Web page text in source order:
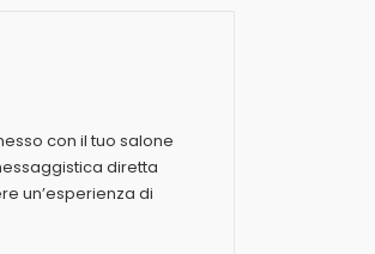
con il tuo salone
diretta
un’esperienza di